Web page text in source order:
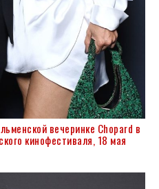
вечеринке Chopard в
кинофестиваля, 18 мая